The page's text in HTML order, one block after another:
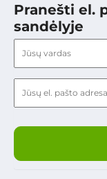
Pranešti el.
sandėlyje